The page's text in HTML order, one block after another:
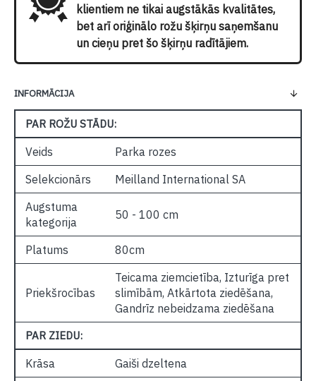
klientiem ne tikai augstākās kvalitātes,
bet arī oriģinālo rožu šķirņu saņemšanu
un cieņu pret šo šķirņu radītājiem.
INFORMĀCIJA
PAR ROŽU STĀDU:
Veids
Parka rozes
Selekcionārs
Meilland International SA
Augstuma
kategorija
50 - 100 cm
Platums 80cm
Priekšrocības
Teicama ziemcietība, Izturīga pret
slimībām, Atkārtota ziedēšana,
Gandrīz nebeidzama ziedēšana
PAR ZIEDU:
Krāsa Gaiši dzeltena